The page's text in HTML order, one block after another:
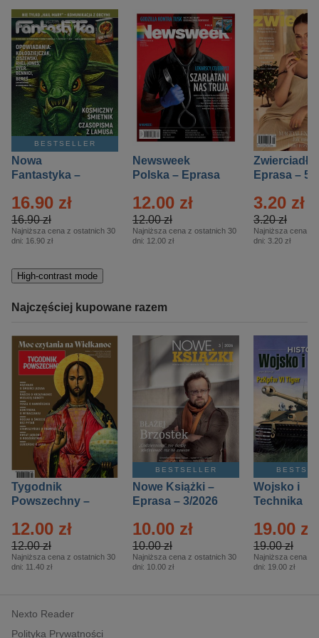
BESTSELLER
Nowa
Fantastyka –
16.90 zł
16.90 zł
Najniższa cena z ostatnich 30
dni: 16.90 zł
Newsweek
Polska – Eprasa
12.00 zł
12.00 zł
Najniższa cena z ostatnich 30
dni: 12.00 zł
Zwierciadło
Eprasa – 5/
3.20 zł
3.20 zł
Najniższa cena z
dni: 3.20 zł
High-contrast mode
Najczęściej kupowane razem
Tygodnik
Powszechny –
12.00 zł
12.00 zł
Najniższa cena z ostatnich 30
dni: 11.40 zł
BESTSELLER
Nowe Książki –
Eprasa – 3/2026
10.00 zł
10.00 zł
Najniższa cena z ostatnich 30
dni: 10.00 zł
Wojsko i
Technika
– 2/2026
19.00 zł
19.00 zł
Najniższa cena z
dni: 19.00 zł
Nexto Reader
Polityka Prywatności